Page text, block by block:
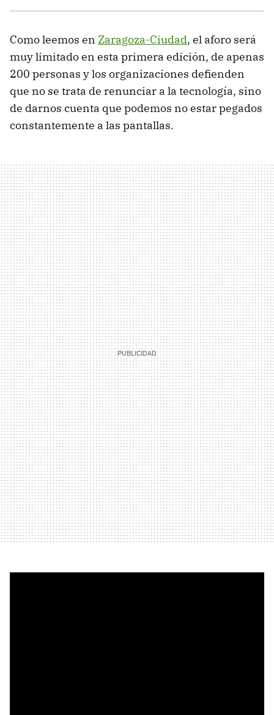
Como leemos en Zaragoza-Ciudad, el aforo será
muy limitado en esta primera edición, de apenas
200 personas y los organizaciones defienden
que no se trata de renunciar a la tecnología, sino
de darnos cuenta que podemos no estar pegados
constantemente a las pantallas.